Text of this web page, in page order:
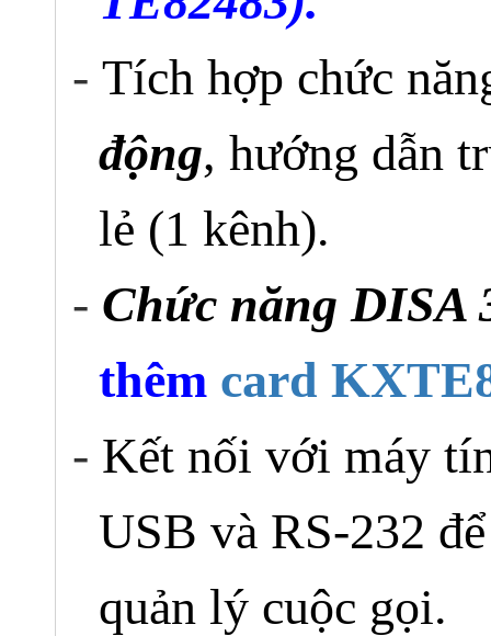
- Tích hợp chức
động, hướng dẫn
lẻ (1 kênh).
- Chức năng DISA
thêm card
- Kết nối với máy
USB và RS-232
quản lý cuộc gọi.